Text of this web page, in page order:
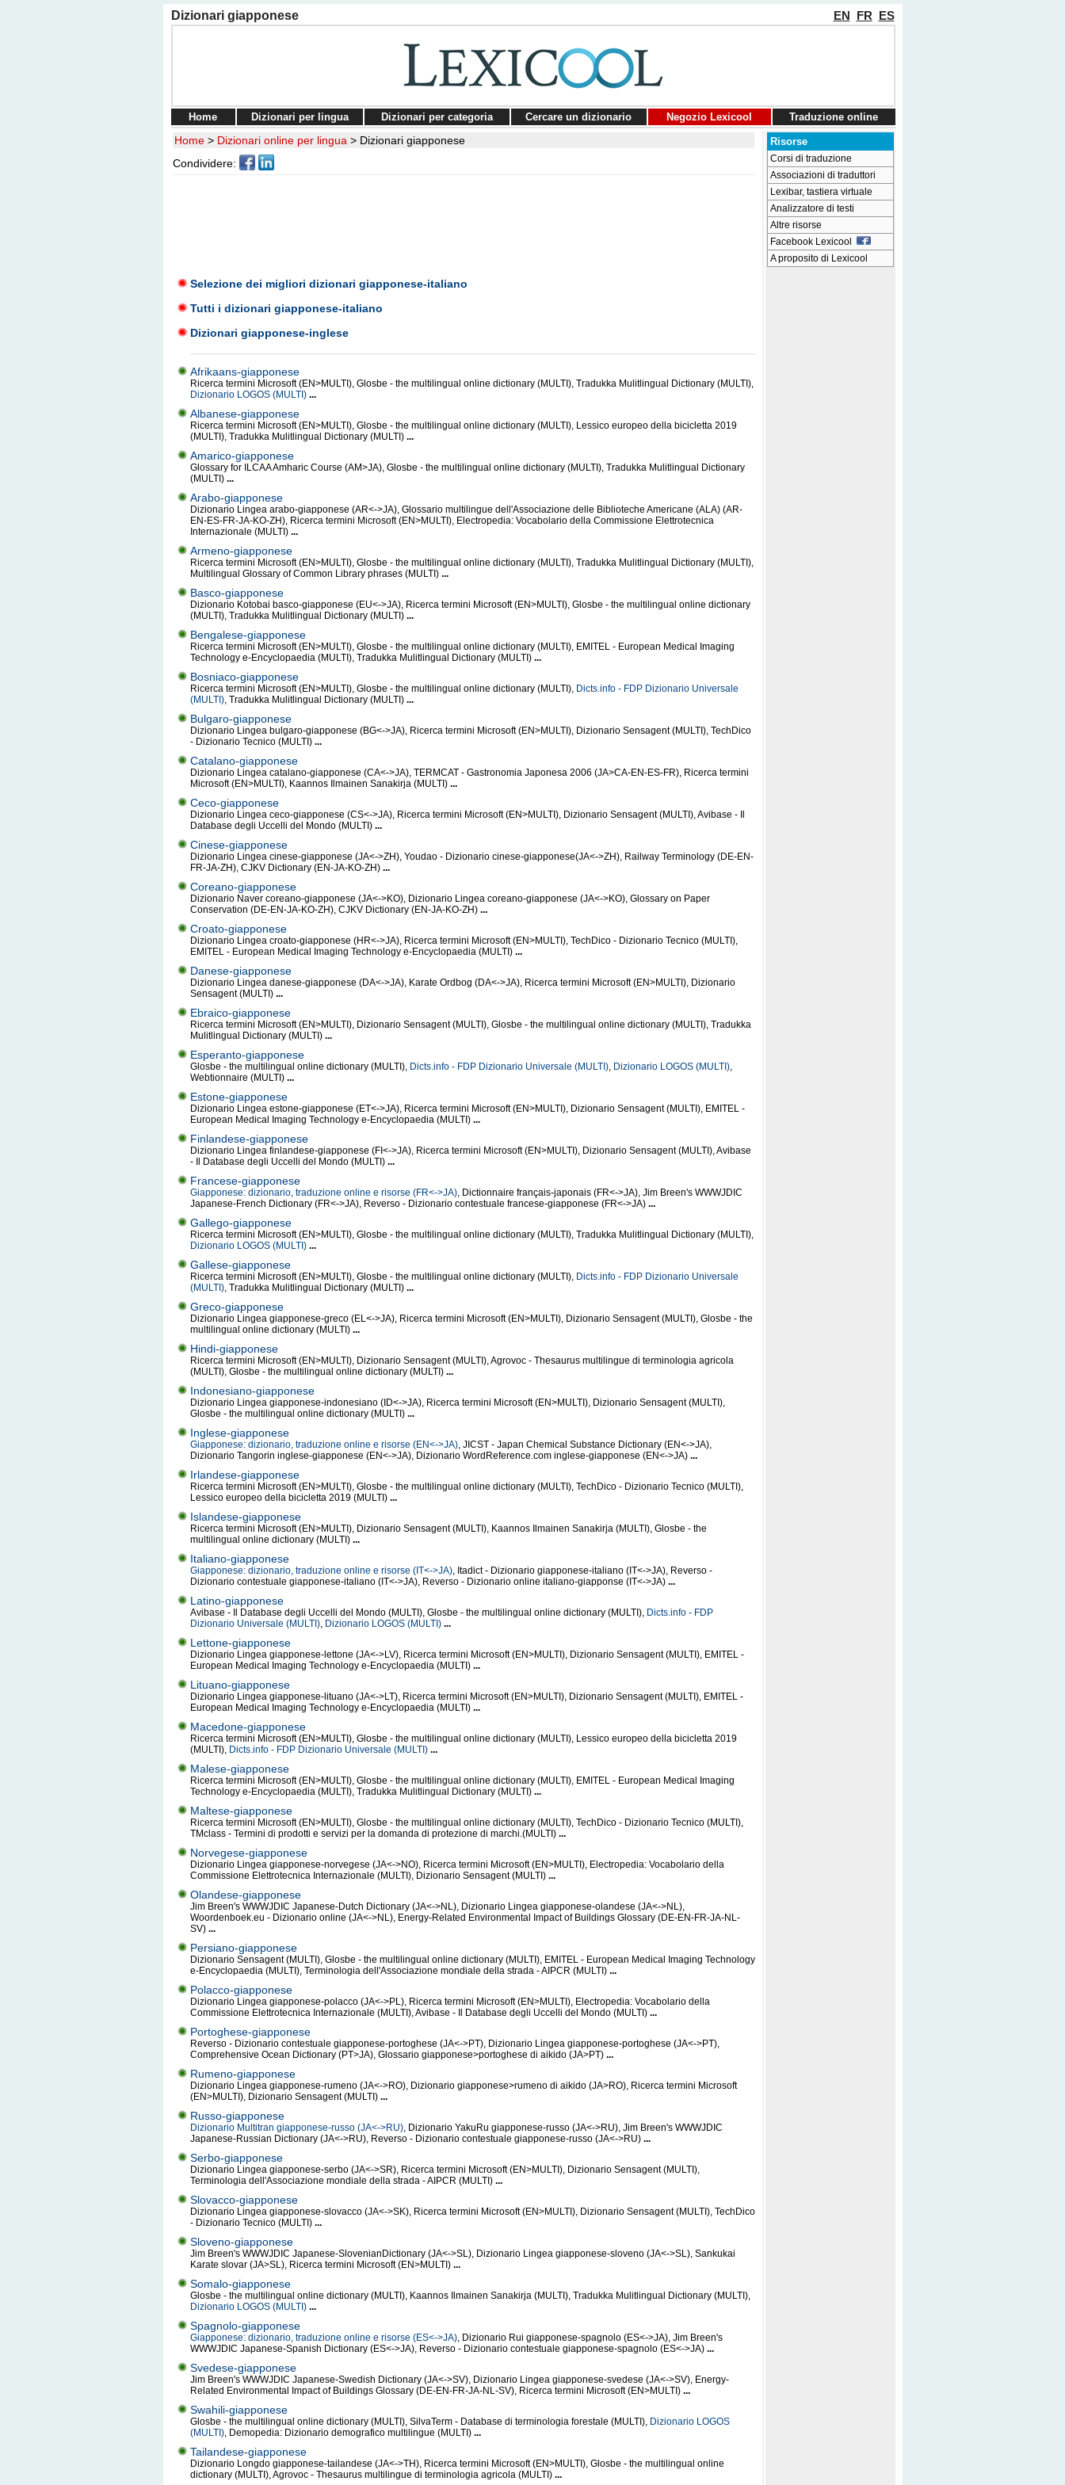
Dizionari giapponese EN FR ES
Home Dizionari per lingua Dizionari per categoria Cercare un dizionario Negozio Lexicool Traduzione online
Home> Dizionari online per lingua > Dizionari giapponese
Condividere:
Selezione dei migliori dizionari giapponese-italiano
Tutti i dizionari giapponese-italiano
Dizionari giapponese-inglese
Afrikaans-giapponese
Ricerca termini Microsoft (EN>MULTI), Glosbe - the multilingual online dictionary (MULTI), Tradukka Mulitlingual Dictionary (MULTI),
Dizionario LOGOS (MULTI) ...
Albanese-giapponese
Ricerca termini Microsoft (EN>MULTI), Glosbe - the multilingual online dictionary (MULTI), Lessico europeo della bicicletta 2019
(MULTI), Tradukka Mulitlingual Dictionary (MULTI) ...
Amarico-giapponese
Glossary for ILCAA Amharic Course (AM>JA), Glosbe - the multilingual online dictionary (MULTI), Tradukka Mulitlingual Dictionary
(MULTI) ...
Arabo-giapponese
Dizionario Lingea arabo-giapponese (AR<->JA), Glossario multilingue dell'Associazione delle Biblioteche Americane (ALA) (AR-
EN-ES-FR-JA-KO-ZH), Ricerca termini Microsoft (EN>MULTI), Electropedia: Vocabolario della Commissione Elettrotecnica
Internazionale (MULTI) ...
Armeno-giapponese
Ricerca termini Microsoft (EN>MULTI), Glosbe - the multilingual online dictionary (MULTI), Tradukka Mulitlingual Dictionary (MULTI),
Multilingual Glossary of Common Library phrases (MULTI) ...
Basco-giapponese
Dizionario Kotobai basco-giapponese (EU<->JA), Ricerca termini Microsoft (EN>MULTI), Glosbe - the multilingual online dictionary
(MULTI), Tradukka Mulitlingual Dictionary (MULTI) ...
Bengalese-giapponese
Ricerca termini Microsoft (EN>MULTI), Glosbe - the multilingual online dictionary (MULTI), EMITEL - European Medical Imaging
Technology e-Encyclopaedia (MULTI), Tradukka Mulitlingual Dictionary (MULTI) ...
Bosniaco-giapponese
Ricerca termini Microsoft (EN>MULTI), Glosbe - the multilingual online dictionary (MULTI), Dicts.info - FDP Dizionario Universale
(MULTI), Tradukka Mulitlingual Dictionary (MULTI) ...
Bulgaro-giapponese
Dizionario Lingea bulgaro-giapponese (BG<->JA), Ricerca termini Microsoft (EN>MULTI), Dizionario Sensagent (MULTI), TechDico
- Dizionario Tecnico (MULTI) ...
Catalano-giapponese
Dizionario Lingea catalano-giapponese (CA<->JA), TERMCAT - Gastronomia Japonesa 2006 (JA>CA-EN-ES-FR), Ricerca termini
Microsoft (EN>MULTI), Kaannos Ilmainen Sanakirja (MULTI) ...
Ceco-giapponese
Dizionario Lingea ceco-giapponese (CS<->JA), Ricerca termini Microsoft (EN>MULTI), Dizionario Sensagent (MULTI), Avibase - Il
Database degli Uccelli del Mondo (MULTI) ...
Cinese-giapponese
Dizionario Lingea cinese-giapponese (JA<->ZH), Youdao - Dizionario cinese-giapponese(JA<->ZH), Railway Terminology (DE-EN-
FR-JA-ZH), CJKV Dictionary (EN-JA-KO-ZH) ...
Coreano-giapponese
Dizionario Naver coreano-giapponese (JA<->KO), Dizionario Lingea coreano-giapponese (JA<->KO), Glossary on Paper
Conservation (DE-EN-JA-KO-ZH), CJKV Dictionary (EN-JA-KO-ZH) ...
Croato-giapponese
Dizionario Lingea croato-giapponese (HR<->JA), Ricerca termini Microsoft (EN>MULTI), TechDico - Dizionario Tecnico (MULTI),
EMITEL - European Medical Imaging Technology e-Encyclopaedia (MULTI) ...
Danese-giapponese
Dizionario Lingea danese-giapponese (DA<->JA), Karate Ordbog (DA<->JA), Ricerca termini Microsoft (EN>MULTI), Dizionario
Sensagent (MULTI) ...
Ebraico-giapponese
Ricerca termini Microsoft (EN>MULTI), Dizionario Sensagent (MULTI), Glosbe - the multilingual online dictionary (MULTI), Tradukka
Mulitlingual Dictionary (MULTI) ...
Esperanto-giapponese
Glosbe - the multilingual online dictionary (MULTI), Dicts.info - FDP Dizionario Universale (MULTI), Dizionario LOGOS (MULTI),
Webtionnaire (MULTI) ...
Estone-giapponese
Dizionario Lingea estone-giapponese (ET<->JA), Ricerca termini Microsoft (EN>MULTI), Dizionario Sensagent (MULTI), EMITEL -
European Medical Imaging Technology e-Encyclopaedia (MULTI) ...
Finlandese-giapponese
Dizionario Lingea finlandese-giapponese (FI<->JA), Ricerca termini Microsoft (EN>MULTI), Dizionario Sensagent (MULTI), Avibase
- Il Database degli Uccelli del Mondo (MULTI) ...
Francese-giapponese
Giapponese: dizionario, traduzione online e risorse (FR<->JA), Dictionnaire français-japonais (FR<->JA), Jim Breen's WWWJDIC
Japanese-French Dictionary (FR<->JA), Reverso - Dizionario contestuale francese-giapponese (FR<->JA) ...
Gallego-giapponese
Ricerca termini Microsoft (EN>MULTI), Glosbe - the multilingual online dictionary (MULTI), Tradukka Mulitlingual Dictionary (MULTI),
Dizionario LOGOS (MULTI) ...
Gallese-giapponese
Ricerca termini Microsoft (EN>MULTI), Glosbe - the multilingual online dictionary (MULTI), Dicts.info - FDP Dizionario Universale
(MULTI), Tradukka Mulitlingual Dictionary (MULTI) ...
Greco-giapponese
Dizionario Lingea giapponese-greco (EL<->JA), Ricerca termini Microsoft (EN>MULTI), Dizionario Sensagent (MULTI), Glosbe - the
multilingual online dictionary (MULTI) ...
Hindi-giapponese
Ricerca termini Microsoft (EN>MULTI), Dizionario Sensagent (MULTI), Agrovoc - Thesaurus multilingue di terminologia agricola
(MULTI), Glosbe - the multilingual online dictionary (MULTI) ...
Indonesiano-giapponese
Dizionario Lingea giapponese-indonesiano (ID<->JA), Ricerca termini Microsoft (EN>MULTI), Dizionario Sensagent (MULTI),
Glosbe - the multilingual online dictionary (MULTI) ...
Inglese-giapponese
Giapponese: dizionario, traduzione online e risorse (EN<->JA), JICST - Japan Chemical Substance Dictionary (EN<->JA),
Dizionario Tangorin inglese-giapponese (EN<->JA), Dizionario WordReference.com inglese-giapponese (EN<->JA) ...
Irlandese-giapponese
Ricerca termini Microsoft (EN>MULTI), Glosbe - the multilingual online dictionary (MULTI), TechDico - Dizionario Tecnico (MULTI),
Lessico europeo della bicicletta 2019 (MULTI) ...
Islandese-giapponese
Ricerca termini Microsoft (EN>MULTI), Dizionario Sensagent (MULTI), Kaannos Ilmainen Sanakirja (MULTI), Glosbe - the
multilingual online dictionary (MULTI) ...
Italiano-giapponese
Giapponese: dizionario, traduzione online e risorse (IT<->JA), Itadict - Dizionario giapponese-italiano (IT<->JA), Reverso -
Dizionario contestuale giapponese-italiano (IT<->JA), Reverso - Dizionario online italiano-giapponse (IT<->JA) ...
Latino-giapponese
Avibase - Il Database degli Uccelli del Mondo (MULTI), Glosbe - the multilingual online dictionary (MULTI), Dicts.info - FDP
Dizionario Universale (MULTI), Dizionario LOGOS (MULTI) ...
Lettone-giapponese
Dizionario Lingea giapponese-lettone (JA<->LV), Ricerca termini Microsoft (EN>MULTI), Dizionario Sensagent (MULTI), EMITEL -
European Medical Imaging Technology e-Encyclopaedia (MULTI) ...
Lituano-giapponese
Dizionario Lingea giapponese-lituano (JA<->LT), Ricerca termini Microsoft (EN>MULTI), Dizionario Sensagent (MULTI), EMITEL -
European Medical Imaging Technology e-Encyclopaedia (MULTI) ...
Macedone-giapponese
Ricerca termini Microsoft (EN>MULTI), Glosbe - the multilingual online dictionary (MULTI), Lessico europeo della bicicletta 2019
(MULTI), Dicts.info - FDP Dizionario Universale (MULTI) ...
Malese-giapponese
Ricerca termini Microsoft (EN>MULTI), Glosbe - the multilingual online dictionary (MULTI), EMITEL - European Medical Imaging
Technology e-Encyclopaedia (MULTI), Tradukka Mulitlingual Dictionary (MULTI) ...
Maltese-giapponese
Ricerca termini Microsoft (EN>MULTI), Glosbe - the multilingual online dictionary (MULTI), TechDico - Dizionario Tecnico (MULTI),
TMclass - Termini di prodotti e servizi per la domanda di protezione di marchi.(MULTI) ...
Norvegese-giapponese
Dizionario Lingea giapponese-norvegese (JA<->NO), Ricerca termini Microsoft (EN>MULTI), Electropedia: Vocabolario della
Commissione Elettrotecnica Internazionale (MULTI), Dizionario Sensagent (MULTI) ...
Olandese-giapponese
Jim Breen's WWWJDIC Japanese-Dutch Dictionary (JA<->NL), Dizionario Lingea giapponese-olandese (JA<->NL),
Woordenboek.eu - Dizionario online (JA<->NL), Energy-Related Environmental Impact of Buildings Glossary (DE-EN-FR-JA-NL-
SV) ...
Persiano-giapponese
Dizionario Sensagent (MULTI), Glosbe - the multilingual online dictionary (MULTI), EMITEL - European Medical Imaging Technology
e-Encyclopaedia (MULTI), Terminologia dell'Associazione mondiale della strada - AIPCR (MULTI) ...
Polacco-giapponese
Dizionario Lingea giapponese-polacco (JA<->PL), Ricerca termini Microsoft (EN>MULTI), Electropedia: Vocabolario della
Commissione Elettrotecnica Internazionale (MULTI), Avibase - Il Database degli Uccelli del Mondo (MULTI) ...
Portoghese-giapponese
Reverso - Dizionario contestuale giapponese-portoghese (JA<->PT), Dizionario Lingea giapponese-portoghese (JA<->PT),
Comprehensive Ocean Dictionary (PT>JA), Glossario giapponese>portoghese di aikido (JA>PT) ...
Rumeno-giapponese
Dizionario Lingea giapponese-rumeno (JA<->RO), Dizionario giapponese>rumeno di aikido (JA>RO), Ricerca termini Microsoft
(EN>MULTI), Dizionario Sensagent (MULTI) ...
Russo-giapponese
Dizionario Multitran giapponese-russo (JA<->RU), Dizionario YakuRu giapponese-russo (JA<->RU), Jim Breen's WWWJDIC
Japanese-Russian Dictionary (JA<->RU), Reverso - Dizionario contestuale giapponese-russo (JA<->RU) ...
Serbo-giapponese
Dizionario Lingea giapponese-serbo (JA<->SR), Ricerca termini Microsoft (EN>MULTI), Dizionario Sensagent (MULTI),
Terminologia dell'Associazione mondiale della strada - AIPCR (MULTI) ...
Slovacco-giapponese
Dizionario Lingea giapponese-slovacco (JA<->SK), Ricerca termini Microsoft (EN>MULTI), Dizionario Sensagent (MULTI), TechDico
- Dizionario Tecnico (MULTI) ...
Sloveno-giapponese
Jim Breen's WWWJDIC Japanese-SlovenianDictionary (JA<->SL), Dizionario Lingea giapponese-sloveno (JA<->SL), Sankukai
Karate slovar (JA>SL), Ricerca termini Microsoft (EN>MULTI) ...
Somalo-giapponese
Glosbe - the multilingual online dictionary (MULTI), Kaannos Ilmainen Sanakirja (MULTI), Tradukka Mulitlingual Dictionary (MULTI),
Dizionario LOGOS (MULTI) ...
Spagnolo-giapponese
Giapponese: dizionario, traduzione online e risorse (ES<->JA), Dizionario Rui giapponese-spagnolo (ES<->JA), Jim Breen's
WWWJDIC Japanese-Spanish Dictionary (ES<->JA), Reverso - Dizionario contestuale giapponese-spagnolo (ES<->JA) ...
Svedese-giapponese
Jim Breen's WWWJDIC Japanese-Swedish Dictionary (JA<->SV), Dizionario Lingea giapponese-svedese (JA<->SV), Energy-
Related Environmental Impact of Buildings Glossary (DE-EN-FR-JA-NL-SV), Ricerca termini Microsoft (EN>MULTI) ...
Swahili-giapponese
Glosbe - the multilingual online dictionary (MULTI), SilvaTerm - Database di terminologia forestale (MULTI), Dizionario LOGOS
(MULTI), Demopedia: Dizionario demografico multilingue (MULTI) ...
Tailandese-giapponese
Dizionario Longdo giapponese-tailandese (JA<->TH), Ricerca termini Microsoft (EN>MULTI), Glosbe - the multilingual online
dictionary (MULTI), Agrovoc - Thesaurus multilingue di terminologia agricola (MULTI) ...
Risorse
Corsi di traduzione
Associazioni di traduttori
Lexibar, tastiera virtuale
Analizzatore di testi
Altre risorse
Facebook Lexicool
A proposito di Lexicool